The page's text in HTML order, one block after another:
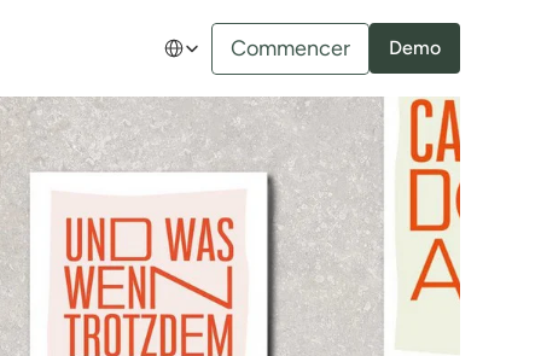
Select Language
Commencer Demo